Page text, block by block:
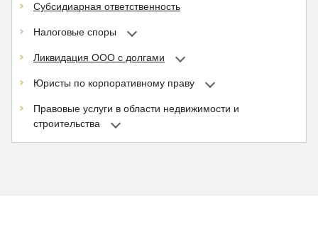
Субсидиарная ответственность
Налоговые споры
Ликвидация ООО с долгами
Юристы по корпоративному праву
Правовые услуги в области недвижимости и
строительства